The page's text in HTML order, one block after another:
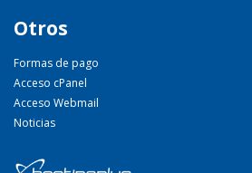
Otros
Formas de pago
Acceso cPanel
Acceso Webmail
Noticias